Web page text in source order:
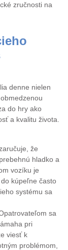
zručnosti na
denne nielen
do hry ako
a kvalitu života.
že
hladko a
vozíku je
kúpeľne často
systému sa
sa
pri
viesť k
problémom,